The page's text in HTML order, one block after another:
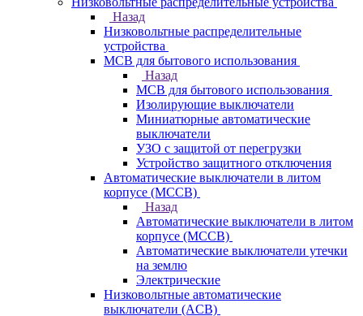
Назад
Низковольтные распределительные
устройства
MCB для бытового использования
Назад
MCB для бытового использования
Изолирующие выключатели
Миниатюрные автоматические
выключатели
УЗО с защитой от перегрузки
Устройство защитного отключения
Автоматические выключатели в литом
корпусе (MCCB)
Назад
Автоматические выключатели в литом
корпусе (MCCB)
Автоматические выключатели утечки
на землю
Электрические
Низковольтные автоматические
выключатели (ACB)